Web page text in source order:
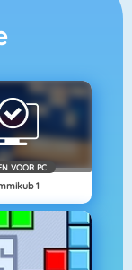
VOOR PC
1